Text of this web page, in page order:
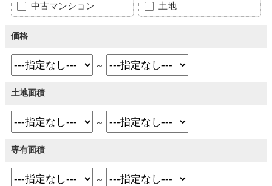
中古マンション 土地
価格
～
土地面積
～
専有面積
～